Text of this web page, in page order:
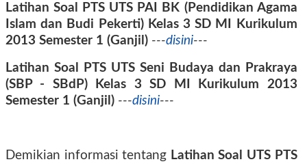
Latihan Soal PTS UTS PAI BK (Pendidikan Agama
Islam dan Budi Pekerti) Kelas 3SD MI Kurikulum
2013 Semester 1 (Ganjil) ---disini---
Latihan Soal PTSUTS Seni Budaya dan Prakraya
(SBP - SBdP) Kelas 3SD MI Kurikulum 2013
Semester 1 (Ganjil) ---disini---
Demikian informasi tentang Latihan Soal UTS PTS